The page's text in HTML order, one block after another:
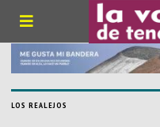
LOS REALEJOS